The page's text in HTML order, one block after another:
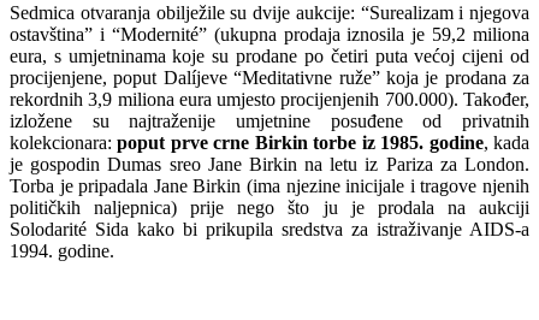
Sedmica otvaranja obilježile su dvije aukcije: “Surealizam i njegova
ostavština” i “Modernité” (ukupna prodaja iznosila je 59,2 miliona
eura, s umjetninama koje su prodane po četiri puta većoj cijeni od
procijenjene, poput Dalíjeve “Meditativne ruže” koja je prodana za
rekordnih 3,9 miliona eura umjesto procijenjenih 700.000). Također,
izložene su najtraženije umjetnine posuđene od privatnih
kolekcionara:poput prve crne Birkin torbe iz 1985. godine, kada
je gospodin Dumas sreo Jane Birkin na letu iz Pariza za London.
Torba je pripadala Jane Birkin (ima njezine inicijale i tragove njenih
političkih naljepnica) prije nego što ju je prodala na aukciji
Solodarité Sida kako bi prikupila sredstva za istraživanje AIDS-a
1994. godine.